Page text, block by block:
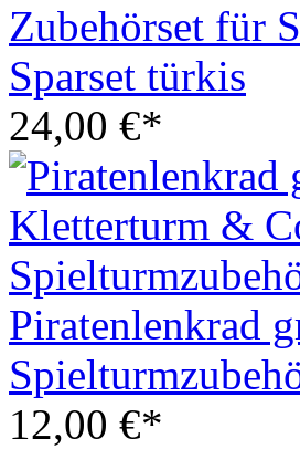
Zubehörset für
Sparset türkis
24,00 €*
Piratenlenkrad
12,00 €*